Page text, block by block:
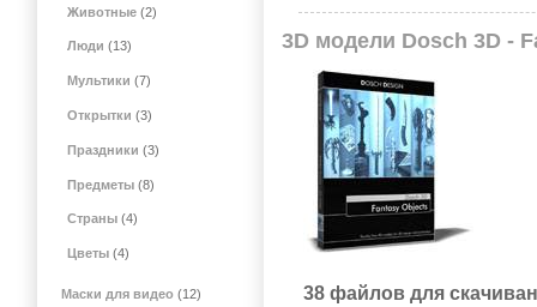
3D модели Dosch 3D -
38 файлов для
Животные (2)
Люди (13)
Мультики (7)
Открытки (3)
Праздники (3)
Предметы (8)
Страны (4)
Цветы (4)
Маски для видео (12)